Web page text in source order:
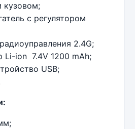
с регулятором
2.4G;
Li-ion 7.4V 1200 mAh;
USB;